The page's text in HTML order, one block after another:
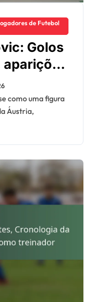
de Futebol
Golos
na Copa
Áustria,